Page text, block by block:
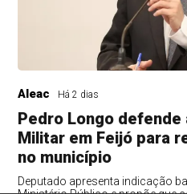
Aleac Há 2 dias
Pedro Longo defende
Militar em Feijó para
no município
Deputado apresenta indicação